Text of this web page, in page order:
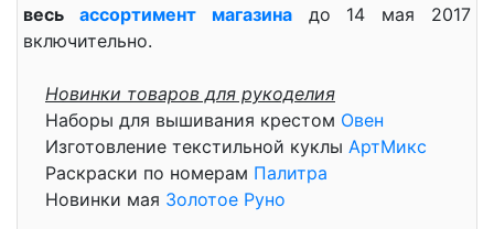
весь ассортимент магазинадо 14 мая 2017
включительно.
Новинки товаров для рукоделия
Наборы для вышивания крестом Овен
Изготовление текстильной куклы АртМикс
Раскраски по номерам Палитра
Новинки мая Золотое Руно